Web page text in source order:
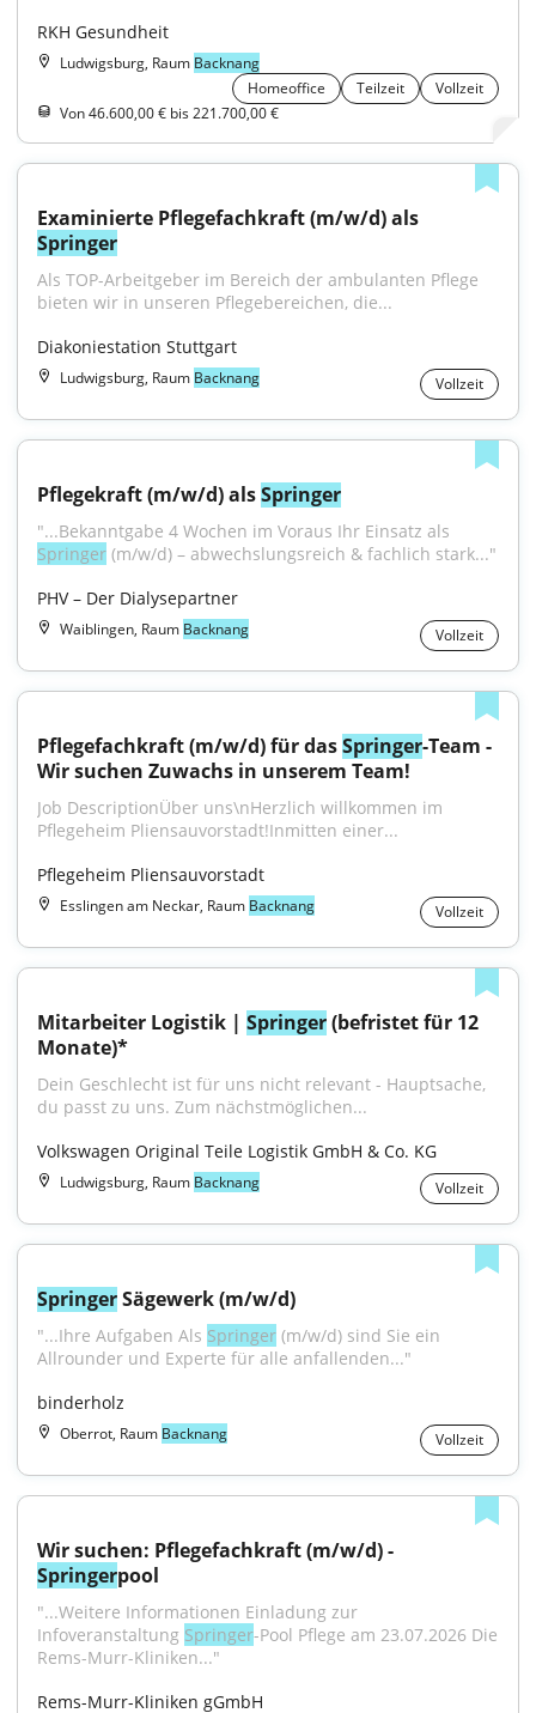
RKH Gesundheit
Ludwigsburg, Raum Backnang
Homeoffice
Teilzeit
Vollzeit
Von 46.600,00 € bis 221.700,00 €
Springer
Als TOP-Arbeitgeber im Bereich der ambulanten Pflege
bieten wir in unseren Pflegebereichen, die...
Diakoniestation Stuttgart
Ludwigsburg, Raum Backnang Vollzeit
Pflegekraft (m/w/d) als Springer
Springer (m/w/d) – abwechslungsreich & fachlich stark..."
PHV – Der Dialysepartner
Waiblingen, Raum Backnang Vollzeit
Pflegefachkraft (m/w/d) für das Springer-Team -
Wir suchen Zuwachs in unserem Team!
Job DescriptionÜber uns\nHerzlich willkommen im
Pflegeheim Pliensauvorstadt!Inmitten einer...
Pflegeheim Pliensauvorstadt
Esslingen am Neckar, Raum Backnang Vollzeit
Mitarbeiter Logistik | Springer (befristet für 12
Monate)*
Dein Geschlecht ist für uns nicht relevant - Hauptsache,
du passt zu uns. Zum nächstmöglichen...
Volkswagen Original Teile Logistik GmbH & Co. KG
Ludwigsburg, Raum Backnang Vollzeit
Springer Sägewerk (m/w/d)
"...Ihre Aufgaben Als Springer (m/w/d) sind Sie ein
Allrounder und Experte für alle anfallenden..."
binderholz
Oberrot, Raum Backnang Vollzeit
Springerpool
"...Weitere Informationen Einladung zur
Infoveranstaltung Springer-Pool Pflege am 23.07.2026 Die
Rems-Murr-Kliniken..."
Rems-Murr-Kliniken gGmbH